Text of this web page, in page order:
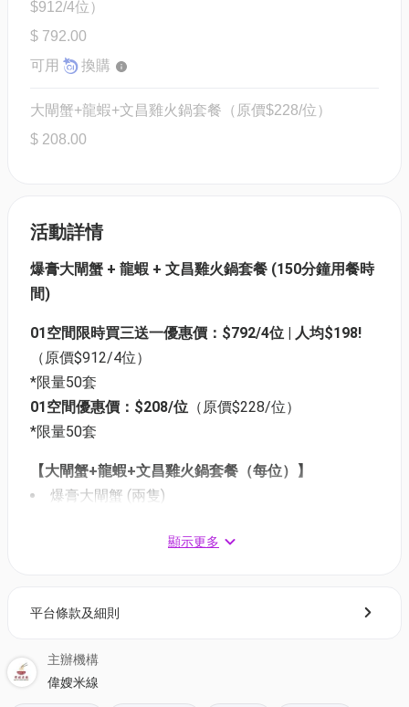
$912/4位）
$ 792.00
可用
換購
大閘蟹+龍蝦+文昌雞火鍋套餐（原價$228/位）
$ 208.00
活動詳情
爆膏大閘蟹 + 龍蝦 + 文昌雞火鍋套餐 (150分鐘用餐時
間)
01空間限時買三送一優惠價：$792/4位 | 人均$198!
（原價$912/4位）
*限量50套
01空間優惠價：$208/位 （原價$228/位）
*限量50套
【大閘蟹+龍蝦+文昌雞火鍋套餐（每位）】
爆膏大閘蟹 (兩隻)
文昌走地雞 (1/4隻)
手打牛肉球 (一粒)
稻庭滑烏冬 (一份)
黑糖桂花冰粉 (一份)
顯示更多
平台條款及細則
主辦機構
偉嫂米線